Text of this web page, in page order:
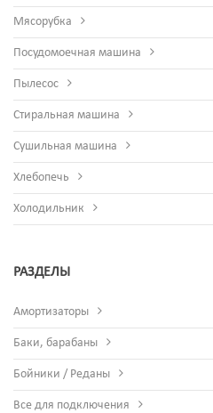
Мясорубка
Посудомоечная машина
Пылесос
Стиральная машина
Сушильная машина
Хлебопечь
Холодильник
РАЗДЕЛЫ
Амортизаторы
Баки, барабаны
Бойники / Реданы
Все для подключения